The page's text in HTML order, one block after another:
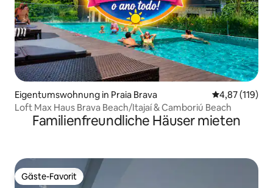
Eigentumswohnung in Praia Brava
4,87 (119)
Loft Max Haus Brava Beach/Itajaí & Camboriú Beach
Familienfreundliche Häuser mieten
Gäste-Favorit
Gäste-Favorit